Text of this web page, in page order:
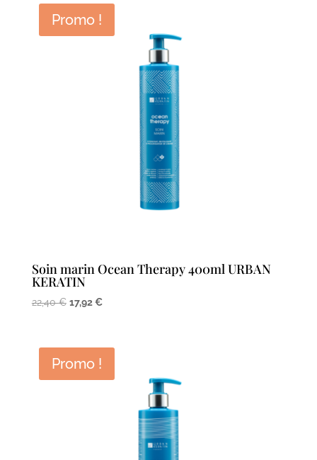
était :
39,90 €.
est :
Promo !
Soin marin Ocean Therapy 400ml URBAN
KERATIN
22,40€ Le
était :
22,40 €.
17,92€Le
est :
Promo !